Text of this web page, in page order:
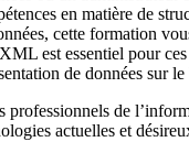
en matière de
cette formation
est essentiel pour
de données sur le
professionnels de
actuelles et